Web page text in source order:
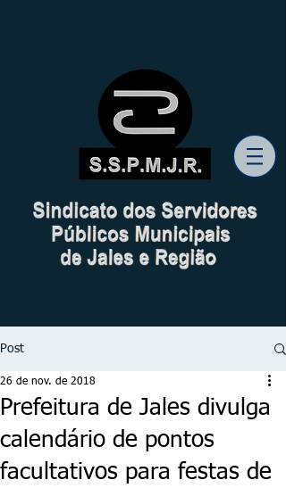
Post
Prefeitura de Jales divulga
calendário de pontos
facultativos para festas de
26 de nov. de 2018